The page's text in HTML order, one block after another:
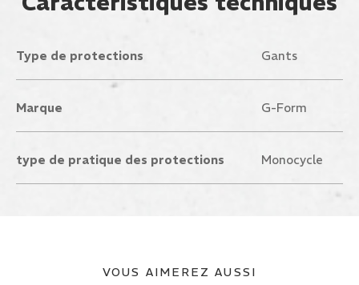
Type de protections Gants
Marque G-Form
type de pratique des protections Monocycle
VOUS AIMEREZ AUSSI